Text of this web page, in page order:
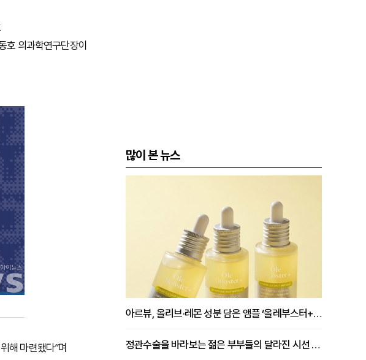
호 의과학연구단장이
해 마련됐다”며
많이 본 뉴스
아르뷰, 올리브·레몬 성분 담은 앰플 ‘올레부스터+’ 출시
정관수술을 바라보는 젊은 부부들의 달라진 시선 [윤지환 원장 칼럼]